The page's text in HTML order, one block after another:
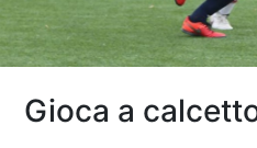
Gioca a